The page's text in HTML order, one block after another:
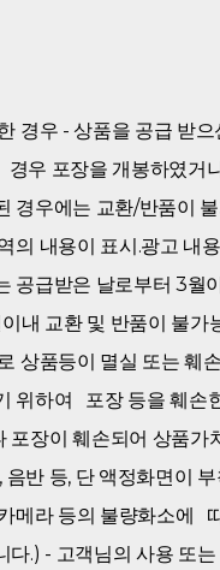
경우 - 상품을 공급 받
우 포장을 개봉하였거
경우에는 교환/반품이
의 내용이 표시.광고 내
공급받은 날로부터 3월
내 교환 및 반품이 불가
상품등이 멸실 또는 훼
위하여 포장 등을 훼손
포장이 훼손되어 상품가
음반 등, 단 액정화면이
메라 등의 불량화소에
다.) - 고객님의 사용 또